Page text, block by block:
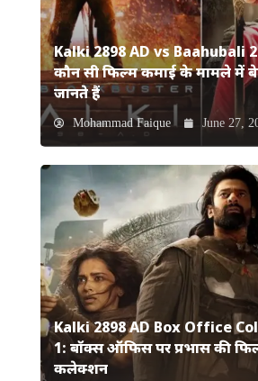
Kalki 2898 AD vs Baahubali
कौन सी फिल्म कमाई के मामले में
जानते हैं
Mohammad Faique June 27,
Kalki 2898 AD Box Office
1: बॉक्स ऑफिस पर प्रभास की
कलेक्शन